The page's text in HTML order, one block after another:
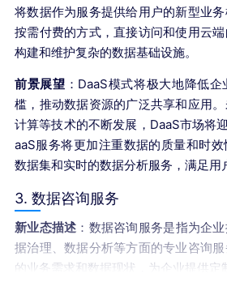
将数据作为服务提供给用户的新型业
按需付费的方式，直接访问和使用云
构建和维护复杂的数据基础设施。
前景展望 ：DaaS模式将极大地降低
槛，推动数据资源的广泛共享和应用
计算等技术的不断发展，DaaS市场将
aaS服务将更加注重数据的质量和时
数据集和实时的数据分析服务，满足用
3. 数据咨询服务
新业态描述 ：数据咨询服务是指为企
据治理、数据分析等方面的专业咨询
的业务需求和数据现状，为企业提供定